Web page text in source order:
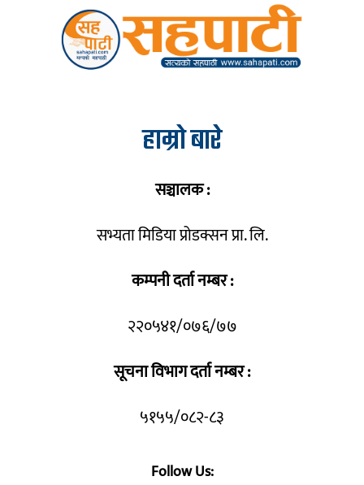
हाम्रो बारे
सञ्चालक :
सभ्यता मिडिया प्रोडक्सन प्रा. लि.
कम्पनी दर्ता नम्बर :
२२०५४१/०७६/७७
सूचना विभाग दर्ता नम्बर :
५१५५/०८२-८३
Follow Us: